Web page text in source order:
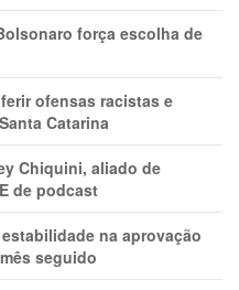
força escolha de
ofensas racistas e
Catarina
Chiquini, aliado de
de podcast
na aprovação
seguido